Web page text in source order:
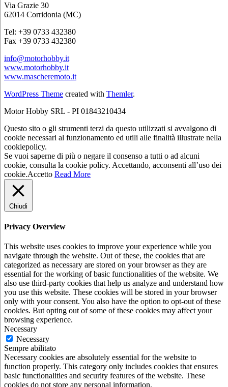
Via Grazie 30
62014 Corridonia (MC)
Tel: +39 0733 432380
Fax +39 0733 432380
info@motorhobby.it
www.motorhobby.it
www.mascheremoto.it
WordPress Theme created with Themler.
Motor Hobby SRL - PI 01843210434
Questo sito o gli strumenti terzi da questo utilizzati si avvalgono di
cookie necessari al funzionamento ed utili alle finalità illustrate nella
cookiepolicy.
Se vuoi saperne di più o negare il consenso a tutti o ad alcuni
cookie, consulta la cookie policy. Accettando, acconsenti all’uso dei
cookie.Accetto Read More
Chiudi
Privacy Overview
This website uses cookies to improve your experience while you
navigate through the website. Out of these, the cookies that are
categorized as necessary are stored on your browser as they are
essential for the working of basic functionalities of the website. We
also use third-party cookies that help us analyze and understand how
you use this website. These cookies will be stored in your browser
only with your consent. You also have the option to opt-out of these
cookies. But opting out of some of these cookies may affect your
browsing experience.
Necessary
Necessary
Sempre abilitato
Necessary cookies are absolutely essential for the website to
function properly. This category only includes cookies that ensures
basic functionalities and security features of the website. These
cookies do not store any personal information.